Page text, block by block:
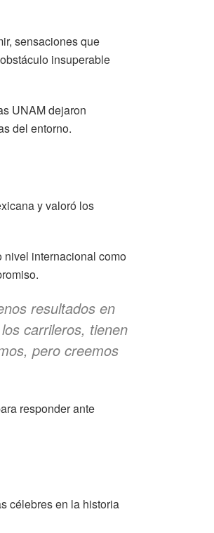
sensaciones que
insuperable
UNAM dejaron
del entorno.
y valoró los
nivel internacional como
resultados en
carrileros, tienen
pero creemos
responder ante
célebres en la historia